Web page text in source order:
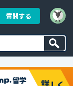
質問する